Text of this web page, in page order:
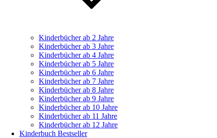
Kinderbücher ab 2 Jahre
Kinderbücher ab 3 Jahre
Kinderbücher ab 4 Jahre
Kinderbücher ab 5 Jahre
Kinderbücher ab 6 Jahre
Kinderbücher ab 7 Jahre
Kinderbücher ab 8 Jahre
Kinderbücher ab 9 Jahre
Kinderbücher ab 10 Jahre
Kinderbücher ab 11 Jahre
Kinderbücher ab 12 Jahre
Kinderbuch Bestseller